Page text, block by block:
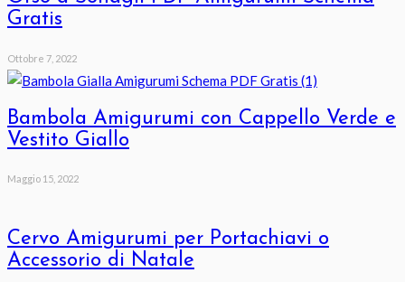
Gratis
Ottobre 7, 2022
Bambola Amigurumi con Cappello Verde e
Vestito Giallo
Maggio 15, 2022
Cervo Amigurumi per Portachiavi o
Accessorio di Natale